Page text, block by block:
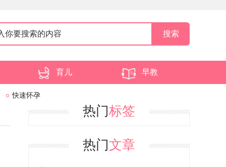
育儿 早教
快速怀孕
热门标签
热门文章